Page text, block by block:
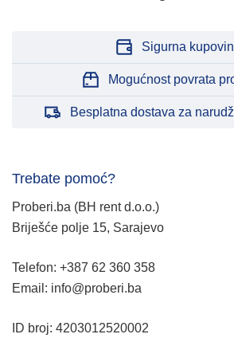
Sigurna
Mogućnost povrata
Besplatna dostava za
Trebate pomoć?
Proberi.ba (BH rent d.o.o.)
Briješće polje 15, Sarajevo
Telefon: +387 62 360 358
Email: info@proberi.ba
ID broj: 4203012520002